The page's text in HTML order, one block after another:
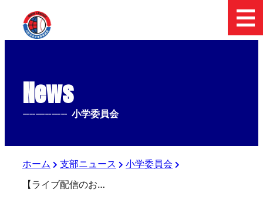
News
-------------- 小学委員会
ホーム 支部ニュース
小学委員会
【ライブ配信のお知らせ】第５回フューチャーリーグ４年生大会